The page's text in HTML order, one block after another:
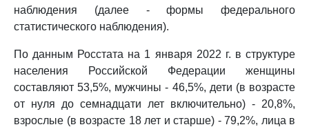
наблюдения (далее - формы федерального
статистического наблюдения).
По данным Росстата на 1 января 2022 г. в структуре
населения Российской Федерации женщины
составляют 53,5%, мужчины - 46,5%, дети (в возрасте
от нуля до семнадцати лет включительно) - 20,8%,
взрослые (в возрасте 18 лет и старше) - 79,2%, лица в